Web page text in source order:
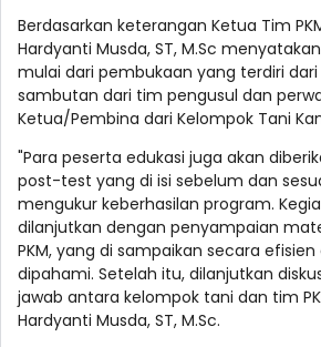
Berdasarkan keterangan Ketua Tim
Hardyanti Musda, ST, M.Sc
mulai dari pembukaan yang terdiri
sambutan dari tim pengusul dan
Ketua/Pembina dari Kelompok Tani
"Para peserta edukasi juga akan
post-test yang di isi sebelum dan
mengukur keberhasilan program.
dilanjutkan dengan penyampaian
PKM, yang di sampaikan secara
dipahami. Setelah itu, dilanjutkan
jawab antara kelompok tani dan tim
Hardyanti Musda, ST, M.Sc.